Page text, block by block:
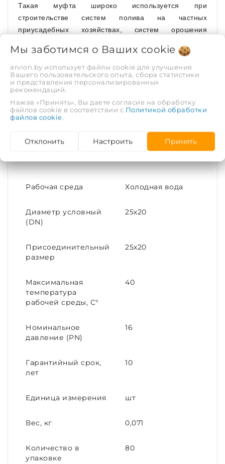
Такая муфта широко используется при
строительстве систем полива на частных
приусадебных хозяйствах, систем орошения
Оптимальна при строительстве фонтанов,
бассейнов.
Муфта компрессионная переходная имеет
трубопроводах с максимальным рабочим давлением
до 16 атмосфер (PN16). Материал - полипропилен.
Рабочая среда Холодная вода
Диаметр условный
(DN)
25х20
Присоединительный
размер
25х20
Максимальная
температура
рабочей среды, С°
40
Номинальное
давление (PN)
16
Гарантийный срок,
лет
10
Единица измерения шт
Вес, кг 0,071
Количество в
упаковке
80
Мы заботимся о Ваших cookie
arvion.by использует файлы cookie для улучшения
Вашего пользовательского опыта, сбора статистики
и представления персонализированных
рекомендаций.
Нажав «Принять», Вы даете согласие на обработку
файлов cookie в соответствии с Политикой обработки
файлов cookie.
Отклонить Настроить Принять